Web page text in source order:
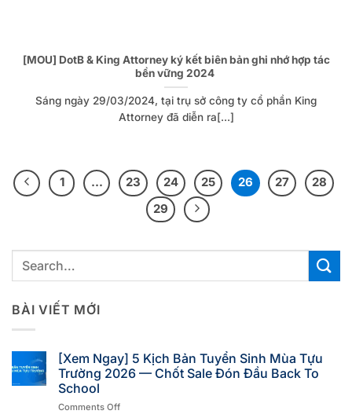
[MOU] DotB & King Attorney ký kết biên bản ghi nhớ hợp tác
bền vững 2024
Sáng ngày 29/03/2024, tại trụ sở công ty cổ phần King
Attorney đã diễn ra[...]
1 … 23 24 25 26 27
28
29
BÀI VIẾT MỚI
[Xem Ngay] 5 Kịch Bản Tuyển Sinh Mùa Tựu
Trường 2026 — Chốt Sale Đón Đầu Back To
School
Comments Off